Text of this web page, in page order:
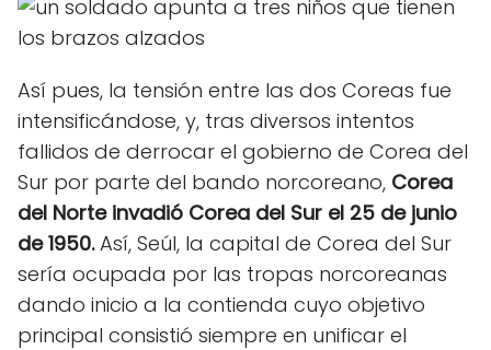
Así pues, la tensión entre las dos Coreas fue
intensificándose, y, tras diversos intentos
fallidos de derrocar el gobierno de Corea del
Sur por parte del bando norcoreano, Corea
del Norte invadió Corea del Sur el 25 de junio
de 1950.Así, Seúl, la capital de Corea del Sur
sería ocupada por las tropas norcoreanas
dando inicio a la contienda cuyo objetivo
principal consistió siempre en unificar el